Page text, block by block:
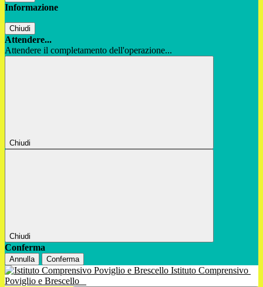
Informazione
Chiudi
Attendere...
Attendere il completamento dell'operazione...
Chiudi
Chiudi
Conferma
Annulla Conferma
Istituto Comprensivo
Poviglio e Brescello